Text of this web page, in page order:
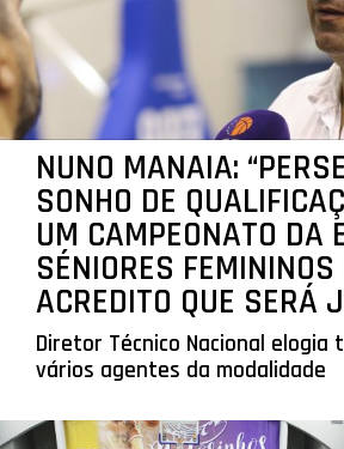
NUNO MANAIA:
SONHO DE
UM CAMPEONATO DA
SÉNIORES FEMININOS
ACREDITO QUE SERÁ
Diretor Técnico Nacional elogia
vários agentes da modalidade